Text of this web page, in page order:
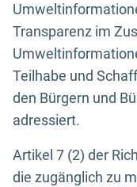
Transparenz im
Teilhabe und
den Bürgern und
adressiert.
Artikel 7 (2) der
die zugänglich zu